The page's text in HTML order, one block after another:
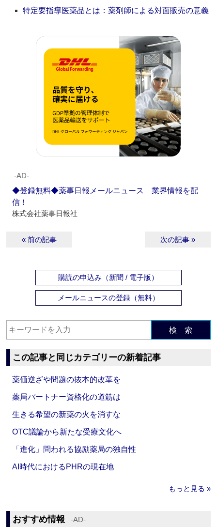
特定要指導医薬品とは：薬剤師による対面販売の意義
‐AD‐
◆登録無料◆薬事日報メールニュース 業界情報を配
信！
株式会社薬事日報社
« 前の記事 次の記事 »
購読の申込み（新聞 / 電子版）
メールニュースの登録（無料）
検 索
この記事と同じカテゴリーの新着記事
薬価逆ざや問題の抜本的改革を
薬局パートナー資格化の道筋は
生きる希望の新薬の火を消すな
OTC議論から新たな受療文化へ
「進化」問われる協励薬局の独自性
AI時代におけるPHRの現在地
もっと見る »
おすすめ情報 ‐AD‐